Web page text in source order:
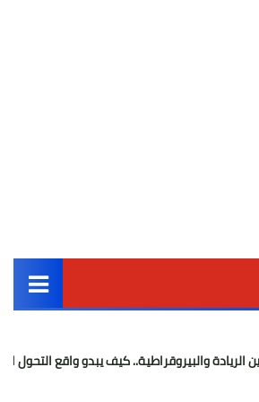
أخبار مصر
كيف يبدو واقع التحول الرقمي في